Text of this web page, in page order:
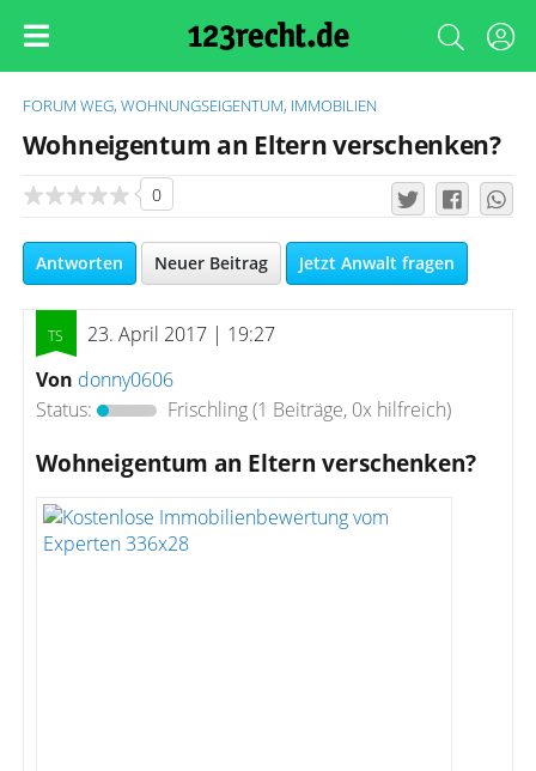
FORUM WEG, WOHNUNGSEIGENTUM, IMMOBILIEN
Wohneigentum an Eltern verschenken?
0
Antworten Neuer Beitrag Jetzt Anwalt fragen
23. April 2017 | 19:27
Von donny0606
Status:
Frischling(1 Beiträge, 0x hilfreich)
Wohneigentum an Eltern verschenken?